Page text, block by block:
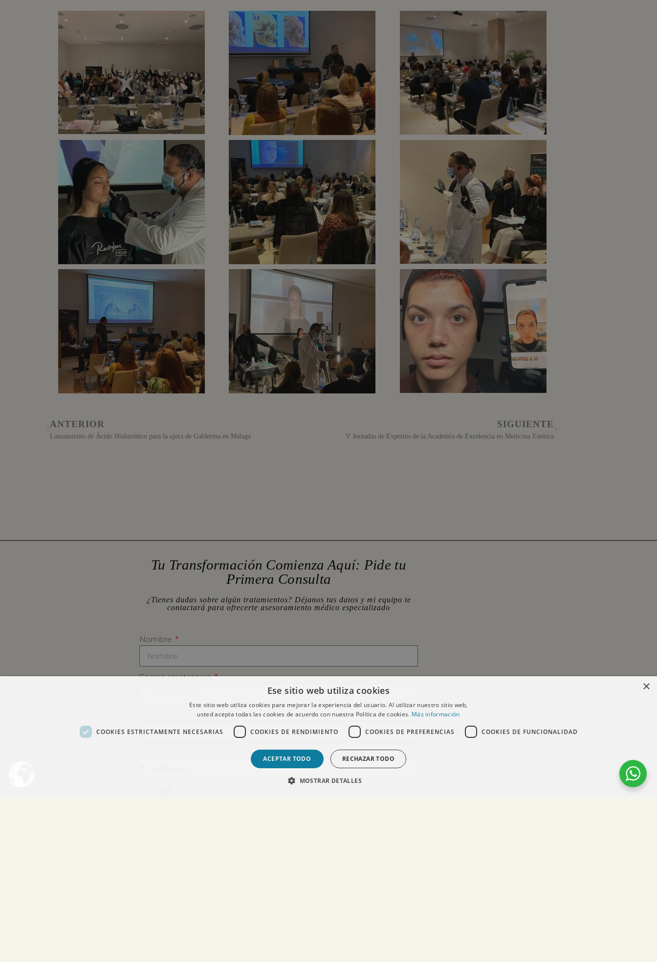
ANTERIOR
Lanzamiento de Ácido Hialurónico para la ojera de Galderma en Málaga
SIGUIENTE
V Jornadas de Expertos de la Academia de Excelencia en Medicina Estética
Tu Transformación Comienza Aquí: Pide tu
Primera Consulta
¿Tienes dudas sobre algún tratamientos? Déjanos tus datos y mi equipo te
contactará para ofrecerte asesoramiento médico especializado
Nombre
Correo electrónico
×
Ese sitio web utiliza cookies
Este sitio web utiliza cookies para mejorar la experiencia del usuario. Al utilizar nuestro sitio web,
usted acepta todas las cookies de acuerdo con nuestra Política de cookies. Más información
COOKIES ESTRICTAMENTE NECESARIAS COOKIES DE RENDIMIENTO COOKIES DE PREFERENCIAS COOKIES DE FUNCIONALIDAD
ACEPTAR TODO RECHAZAR TODO
MOSTRAR DETALLES